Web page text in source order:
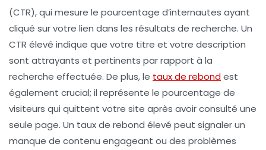
(CTR), qui mesure le pourcentage d’internautes ayant
cliqué sur votre lien dans les résultats de recherche. Un
CTR élevé indique que votre titre et votre description
sont attrayants et pertinents par rapport à la
recherche effectuée. De plus, le taux de rebondest
également crucial; il représente le pourcentage de
visiteurs qui quittent votre site après avoir consulté une
seule page. Un taux de rebond élevé peut signaler un
manque de contenu engageant ou des problèmes